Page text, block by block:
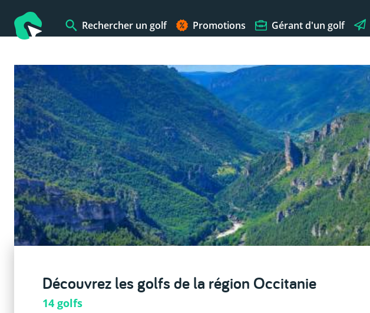
Rechercher un golf Promotions Gérant d'un golf
Découvrez les golfs de la région Occitanie
14 golfs